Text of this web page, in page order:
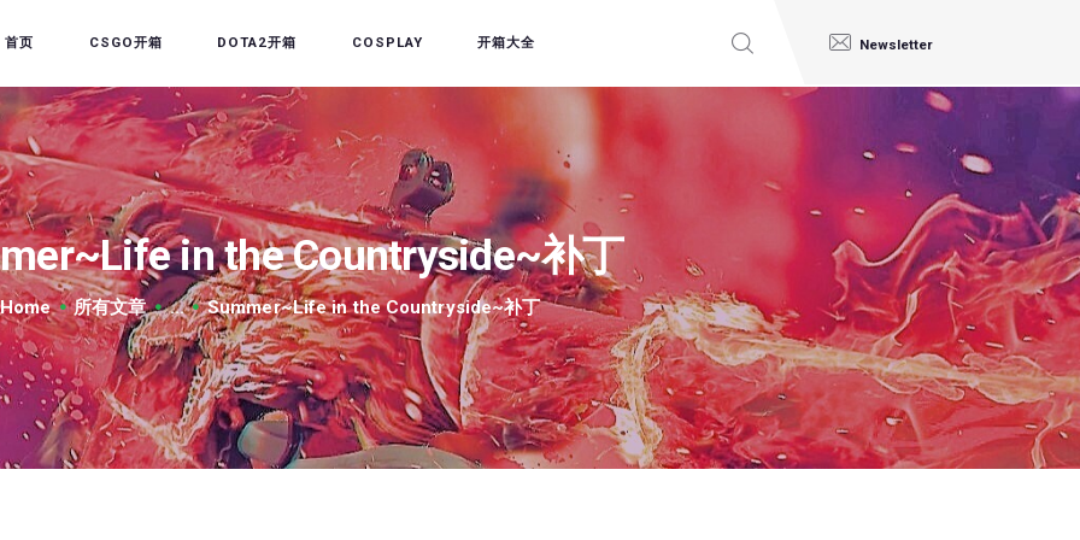
首页 CSGO开箱 DOTA2开箱 COSPLAY 开箱大全 Newsletter
in the Countryside~补丁
Home 所有文章 ... Summer~Life in the Countryside~补丁
CSGO开箱
DOTA2开箱
开箱教程
CSGO/DOTA2/绝地求生
第三方开箱
COSPLAY
CSGO音乐盒
CSGO手套